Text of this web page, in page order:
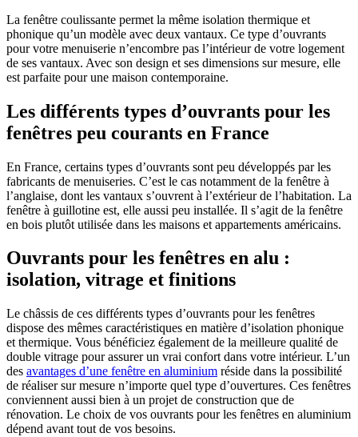
La fenêtre coulissante permet la même isolation thermique et
phonique qu’un modèle avec deux vantaux. Ce type d’ouvrants
pour votre menuiserie n’encombre pas l’intérieur de votre logement
de ses vantaux. Avec son design et ses dimensions sur mesure, elle
est parfaite pour une maison contemporaine.
Les différents types d’ouvrants pour les
fenêtres peu courants en France
En France, certains types d’ouvrants sont peu développés par les
fabricants de menuiseries. C’est le cas notamment de la fenêtre à
l’anglaise, dont les vantaux s’ouvrent à l’extérieur de l’habitation. La
fenêtre à guillotine est, elle aussi peu installée. Il s’agit de la fenêtre
en bois plutôt utilisée dans les maisons et appartements américains.
Ouvrants pour les fenêtres en alu :
isolation, vitrage et finitions
Le châssis de ces différents types d’ouvrants pour les fenêtres
dispose des mêmes caractéristiques en matière d’isolation phonique
et thermique. Vous bénéficiez également de la meilleure qualité de
double vitrage pour assurer un vrai confort dans votre intérieur. L’un
des avantages d’une fenêtre en aluminium réside dans la possibilité
de réaliser sur mesure n’importe quel type d’ouvertures. Ces fenêtres
conviennent aussi bien à un projet de construction que de
rénovation. Le choix de vos ouvrants pour les fenêtres en aluminium
dépend avant tout de vos besoins.